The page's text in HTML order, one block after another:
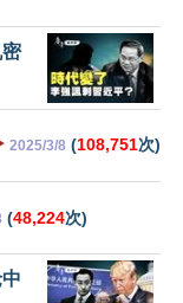
2025/3/8 (108,751次)
(48,224次)